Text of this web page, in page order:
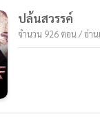
ปล้นสวรรค์
จำนวน 926 ตอน / อ่า